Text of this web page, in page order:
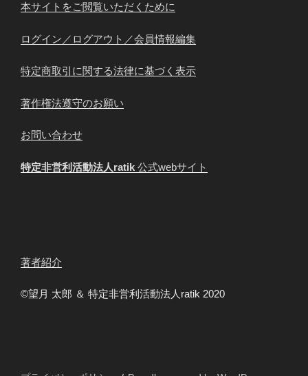
本サイトをご閲覧いただくために
ログイン／ログアウト／会員情報編集
特定商取引に関する法律に基づく表示
著作権法遵守のお願い
お問い合わせ
特定非営利活動法人ratik 公式webサイト
著者紹介
©️望月 太郎 ＆ 特定非営利活動法人ratik 2020